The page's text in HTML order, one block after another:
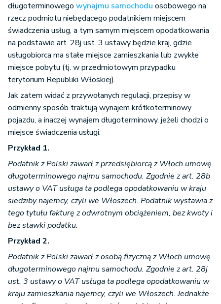
długoterminowego wynajmu samochodu osobowego na
rzecz podmiotu niebędącego podatnikiem miejscem
świadczenia usług, a tym samym miejscem opodatkowania
na podstawie art. 28j ust. 3 ustawy będzie kraj, gdzie
usługobiorca ma stałe miejsce zamieszkania lub zwykłe
miejsce pobytu (tj. w przedmiotowym przypadku
terytorium Republiki Włoskiej).
Jak zatem widać z przywołanych regulacji, przepisy w
odmienny sposób traktują wynajem krótkoterminowy
pojazdu, a inaczej wynajem długoterminowy, jeżeli chodzi o
miejsce świadczenia usługi.
Przykład 1.
Podatnik z Polski zawarł z przedsiębiorcą z Włoch umowę
długoterminowego najmu samochodu. Zgodnie z art. 28b
ustawy o VAT usługa ta podlega opodatkowaniu w kraju
siedziby najemcy, czyli we Włoszech. Podatnik wystawia z
tego tytułu fakturę z odwrotnym obciążeniem, bez kwoty i
bez stawki podatku.
Przykład 2.
Podatnik z Polski zawarł z osobą fizyczną z Włoch umowę
długoterminowego najmu samochodu. Zgodnie z art. 28j
ust. 3 ustawy o VAT usługa ta podlega opodatkowaniu w
kraju zamieszkania najemcy, czyli we Włoszech. Jednakże